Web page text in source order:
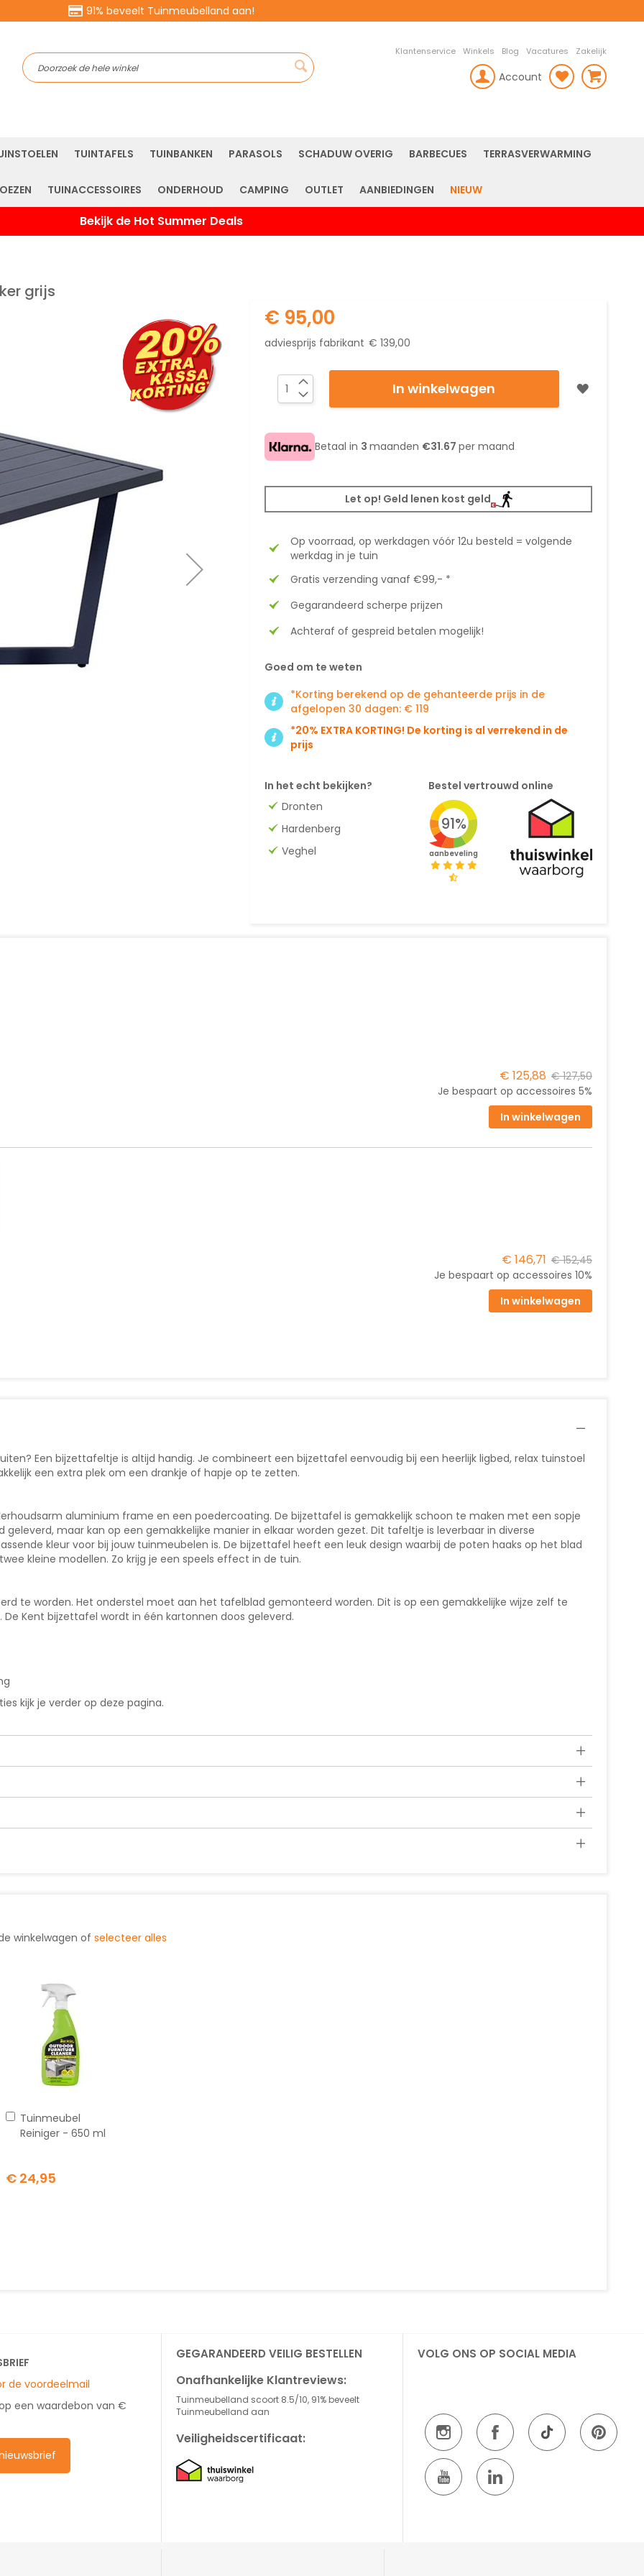
91% beveelt Tuinmeubelland aan!
Search
Klantenservice Winkels Blog Vacatures Zakelijk
Account
TUINTAFELS TUINBANKEN PARASOLS SCHADUW OVERIG BARBECUES TERRASVERWARMING
TUINACCESSOIRES ONDERHOUD CAMPING OUTLET AANBIEDINGEN NIEUW
Bekijk de Hot Summer Deals
grijs
€ 95,00
adviesprijs fabrikant € 139,00
In winkelwagen
Betaal in 3 maanden €31.67 per maand
Let op! Geld lenen kost geld
Op voorraad, op werkdagen vóór 12u besteld = volgende
werkdag in je tuin
Gratis verzending vanaf €99,- *
Gegarandeerd scherpe prijzen
Achteraf of gespreid betalen mogelijk!
Goed om te weten
*Korting berekend op de gehanteerde prijs in de
afgelopen 30 dagen: € 119
*20% EXTRA KORTING! De korting is al verrekend in de
prijs
In het echt bekijken?
Dronten
Hardenberg
Veghel
Bestel vertrouwd online
91%
aanbeveling
€ 125,88 € 127,50
Je bespaart op accessoires 5%
In winkelwagen
€ 146,71 € 152,45
Je bespaart op accessoires 10%
In winkelwagen
Een bijzettafeltje is altijd handig. Je combineert een bijzettafel eenvoudig bij een heerlijk ligbed, relax tuinstoel
een extra plek om een drankje of hapje op te zetten.
aluminium frame en een poedercoating. De bijzettafel is gemakkelijk schoon te maken met een sopje
maar kan op een gemakkelijke manier in elkaar worden gezet. Dit tafeltje is leverbaar in diverse
kleur voor bij jouw tuinmeubelen is. De bijzettafel heeft een leuk design waarbij de poten haaks op het blad
kleine modellen. Zo krijg je een speels effect in de tuin.
te worden. Het onderstel moet aan het tafelblad gemonteerd worden. Dit is op een gemakkelijke wijze zelf te
Kent bijzettafel wordt in één kartonnen doos geleverd.
kijk je verder op deze pagina.
winkelwagen of selecteer alles
Tuinmeubel
Reiniger - 650 ml
€ 24,95
In
winkelwagen
de voordeelmail
een waardebon van €
GEGARANDEERD VEILIG BESTELLEN
Onafhankelijke Klantreviews:
Tuinmeubelland scoort 8.5/10, 91% beveelt
Tuinmeubelland aan
Veiligheidscertificaat:
VOLG ONS OP SOCIAL MEDIA